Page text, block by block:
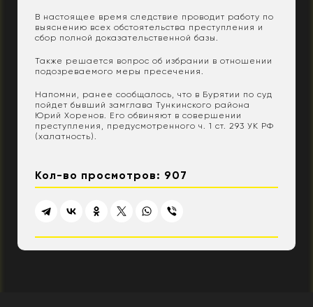
В настоящее время следствие проводит работу по
выяснению всех обстоятельства преступления и
сбор полной доказательственной базы.
Также решается вопрос об избрании в отношении
подозреваемого меры пресечения.
Напомни, ранее сообщалось, что в Бурятии по суд
пойдет бывший замглава Тункинского района
Юрий Хоренов. Его обвиняют в совершении
преступления, предусмотренного ч. 1 ст. 293 УК РФ
(халатность).
Кол-во просмотров: 907